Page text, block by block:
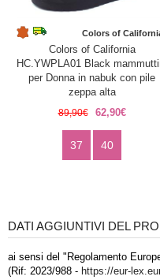
Colors of
Colors of California
HC.YWPLA01 Black
per Donna in nabuk con pile
zeppa alta
89,90€ 62,90€
37 40
DATI AGGIUNTIVI DEL
ai sensi del "Regolamento
(Rif: 2023/988 - https://eur-